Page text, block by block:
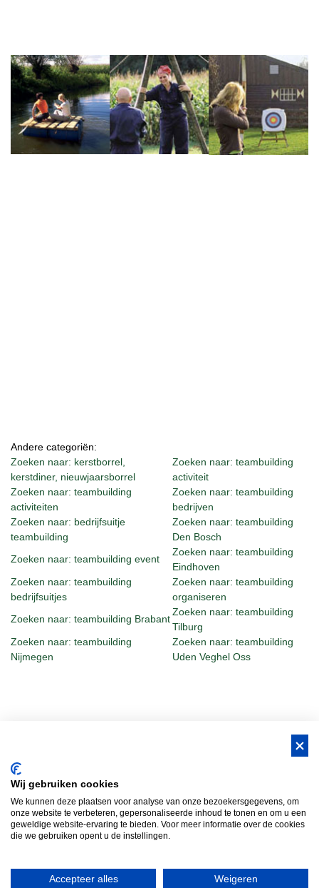
Andere categoriën:
Zoeken naar: kerstborrel,
kerstdiner, nieuwjaarsborrel
Zoeken naar: teambuilding
activiteit
Zoeken naar: teambuilding
activiteiten
Zoeken naar: teambuilding
bedrijven
Zoeken naar: bedrijfsuitje
teambuilding
Zoeken naar: teambuilding
Den Bosch
Zoeken naar: teambuilding event
Zoeken naar: teambuilding
Eindhoven
Zoeken naar: teambuilding
bedrijfsuitjes
Zoeken naar: teambuilding
organiseren
Zoeken naar: teambuilding Brabant
Zoeken naar: teambuilding
Tilburg
Zoeken naar: teambuilding
Nijmegen
Zoeken naar: teambuilding
Uden Veghel Oss
BUS Whisky, Natuurlijk Gastvrijer in
Teambuilding Brabant Groepsuitje Brabant Teamuitje Brabant
Bedrijfsuitje Brabant Heisessie Brabant
Wij gebruiken cookies
We kunnen deze plaatsen voor analyse van onze bezoekersgegevens, om
onze website te verbeteren, gepersonaliseerde inhoud te tonen en om u een
geweldige website-ervaring te bieden. Voor meer informatie over de cookies
die we gebruiken opent u de instellingen.
Accepteer alles Weigeren